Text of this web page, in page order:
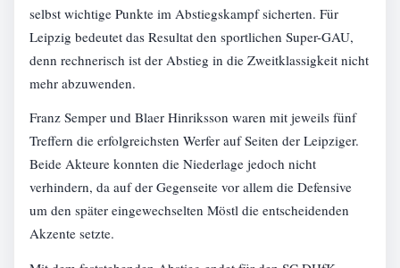
selbst wichtige Punkte im Abstiegskampf sicherten. Für
Leipzig bedeutet das Resultat den sportlichen Super-GAU,
denn rechnerisch ist der Abstieg in die Zweitklassigkeit nicht
mehr abzuwenden.
Franz Semper und Blaer Hinriksson waren mit jeweils fünf
Treffern die erfolgreichsten Werfer auf Seiten der Leipziger.
Beide Akteure konnten die Niederlage jedoch nicht
verhindern, da auf der Gegenseite vor allem die Defensive
um den später eingewechselten Möstl die entscheidenden
Akzente setzte.